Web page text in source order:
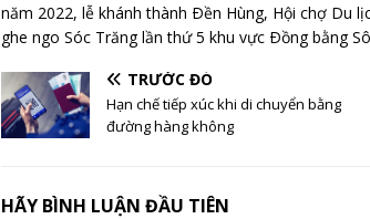
năm 2022, lễ khánh thành Ðền Hùng, Hội chợ Du
ghe ngo Sóc Trăng lần thứ 5 khu vực Ðồng bằng
TRƯỚC ĐÓ
Hạn chế tiếp xúc khi di chuyển bằng
đường hàng không
HÃY BÌNH LUẬN ĐẦU TIÊN